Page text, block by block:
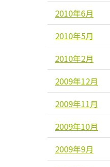
2010年6月
2010年5月
2010年2月
2009年12月
2009年11月
2009年10月
2009年9月